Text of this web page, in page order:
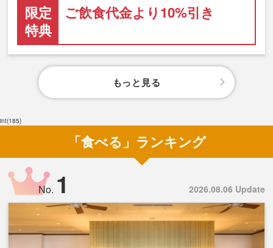
限定
特典
ご飲食代金より10%引き
もっと見る
int(185)
「食べる」ランキング
2026.08.06 Update
No. 1